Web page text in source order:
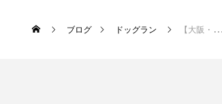
ブログ ドッグラン 【大阪・東大阪市】大阪平野を一望できる広い敷地のドックラン 稲荷山ペットパークドッグラン